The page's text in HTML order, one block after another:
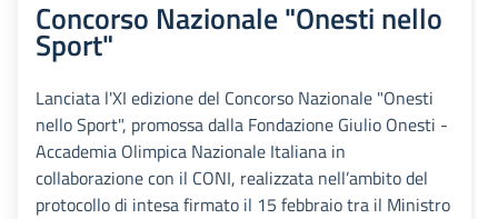
Concorso Nazionale "Onesti nello
Sport"
Lanciata l'XI edizione del Concorso Nazionale "Onesti
nello Sport", promossa dalla Fondazione Giulio Onesti -
Accademia Olimpica Nazionale Italiana in
collaborazione con il CONI, realizzata nell’ambito del
protocollo di intesa firmato il 15 febbraio tra il Ministro